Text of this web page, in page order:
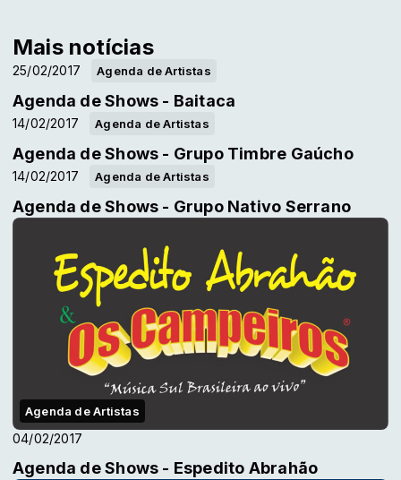
Mais notícias
Agenda de Artistas
25/02/2017
Agenda de Shows - Baitaca
Agenda de Artistas
14/02/2017
Agenda de Shows - Grupo Timbre Gaúcho
Agenda de Artistas
14/02/2017
Agenda de Shows - Grupo Nativo Serrano
Agenda de Artistas
04/02/2017
Agenda de Shows - Espedito Abrahão